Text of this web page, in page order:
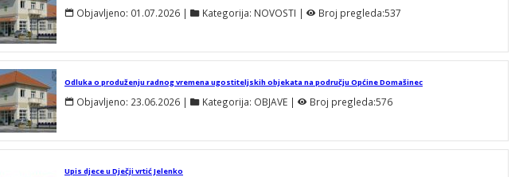
Objavljeno: 01.07.2026 | Kategorija: NOVOSTI | Broj pregleda:537
Odluka o produženju radnog vremena ugostiteljskih objekata na području Općine Domašinec
Objavljeno: 23.06.2026 | Kategorija: OBJAVE | Broj pregleda:576
Upis djece u Dječji vrtić Jelenko